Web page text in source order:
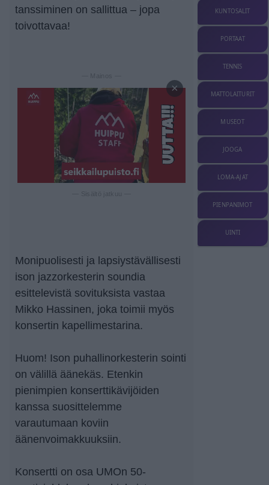
tanssiminen on sallittua – jopa
toivottavaa!
— Mainos —
×
Monipuolisesti ja lapsiystävällisesti
ison jazzorkesterin soundia
esittelevistä sovituksista vastaa
Mikko Hassinen, joka toimii myös
konsertin kapellimestarina.
Huom! Ison puhallinorkesterin sointi
on välillä äänekäs. Etenkin
pienimpien konserttikävijöiden
kanssa suosittelemme
varautumaan koviin
äänenvoimakkuuksiin.
Konsertti on osa UMOn 50-
KUNTOSALIT
PORTAAT
TENNIS
MATTOLAITURIT
MUSEOT
JOOGA
LOMA-AJAT
PIENPANIMOT
UINTI